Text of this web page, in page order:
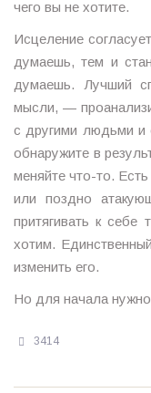
чего вы не хотите.
Исцеление
думаешь, тем и
думаешь. Лучший
мысли, —
с другими людьми и
обнаружите в
меняйте что-то.
или поздно
притягивать к себе
хотим.
изменить его.
Но для начала
3414